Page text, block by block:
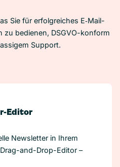
Sie für erfolgreiches E‑Mail-
zu bedienen, DSGVO-konform
Support.
Editor
Newsletter in Ihrem
and-Drop-Editor –